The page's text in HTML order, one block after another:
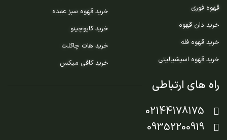
قهوه فوری
خرید دان قهوه
خرید قهوه فله
خرید قهوه اسپشیالیتی
خرید قهوه سبز عمده
خرید کاپوچینو
خرید هات چاکلت
خرید کافی میکس
راه های ارتباطی
02144178175
09352200919